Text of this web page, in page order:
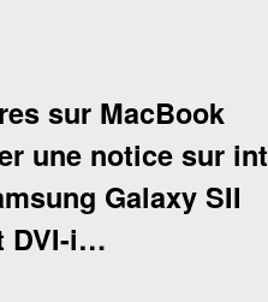
sur MacBook
une notice sur
Galaxy SII
DVI-i…